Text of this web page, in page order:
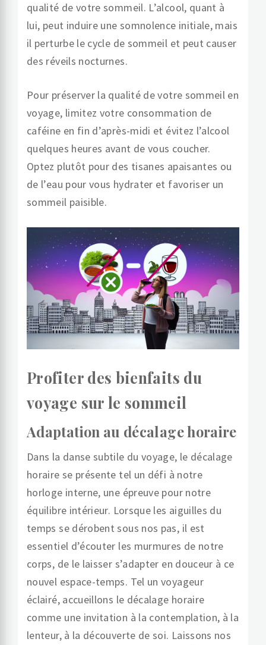
qualité de votre sommeil. L’alcool, quant à
lui, peut induire une somnolence initiale, mais
il perturbe le cycle de sommeil et peut causer
des réveils nocturnes.
Pour préserver la qualité de votre sommeil en
voyage, limitez votre consommation de
caféine en fin d’après-midi et évitez l’alcool
quelques heures avant de vous coucher.
Optez plutôt pour des tisanes apaisantes ou
de l’eau pour vous hydrater et favoriser un
sommeil paisible.
Profiter des bienfaits du
voyage sur le sommeil
Adaptation au décalage horaire
Dans la danse subtile du voyage, le décalage
horaire se présente tel un défi à notre
horloge interne, une épreuve pour notre
équilibre intérieur. Lorsque les aiguilles du
temps se dérobent sous nos pas, il est
essentiel d’écouter les murmures de notre
corps, de le laisser s’adapter en douceur à ce
nouvel espace-temps. Tel un voyageur
éclairé, accueillons le décalage horaire
comme une invitation à la contemplation, à la
lenteur, à la découverte de soi. Laissons nos